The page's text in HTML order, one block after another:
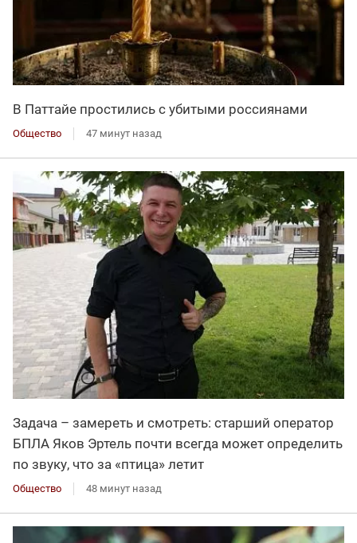
В Паттайе простились с убитыми россиянами
Общество 47 минут назад
Задача – замереть и смотреть: старший оператор
БПЛА Яков Эртель почти всегда может определить
по звуку, что за «птица» летит
Общество 48 минут назад